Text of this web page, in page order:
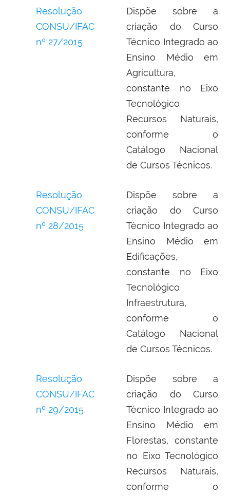
Resolução
CONSU/IFAC
nº 27/2015
Dispõe sobre a
criação do Curso
Técnico Integrado ao
Ensino Médio em
Agricultura,
constante no Eixo
Tecnológico
Recursos Naturais,
conforme o
Catálogo Nacional
de Cursos Técnicos.
Resolução
CONSU/IFAC
nº 28/2015
Dispõe sobre a
criação do Curso
Técnico Integrado ao
Ensino Médio em
Edificações,
constante no Eixo
Tecnológico
Infraestrutura,
conforme o
Catálogo Nacional
de Cursos Técnicos.
Resolução
CONSU/IFAC
nº 29/2015
Dispõe sobre a
criação do Curso
Técnico Integrado ao
Ensino Médio em
Florestas, constante
no Eixo Tecnológico
Recursos Naturais,
conforme o